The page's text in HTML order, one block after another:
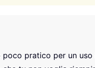
poco pratico per un uso